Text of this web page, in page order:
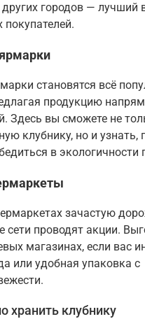
городов — лучший
становятся всё
продукцию
Здесь вы сможете не
клубнику, но и узнать,
в экологичности
зачастую
сети проводят акции.
магазинах, если вас
или удобная упаковка с
хранить клубнику